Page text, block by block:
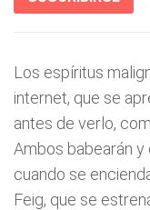
Los espíritus
internet, que se
antes de verlo,
Ambos babearán
cuando se
Feig, que se